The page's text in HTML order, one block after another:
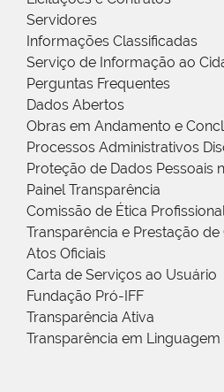
Servidores
Informações Classificadas
Serviço de Informação ao
Perguntas Frequentes
Dados Abertos
Obras em Andamento e
Processos Administrativos
Proteção de Dados Pessoais
Painel Transparência
Comissão de Ética
Transparência e Prestação de
Atos Oficiais
Carta de Serviços ao Usuário
Fundação Pró-IFF
Transparência Ativa
Transparência em Linguagem